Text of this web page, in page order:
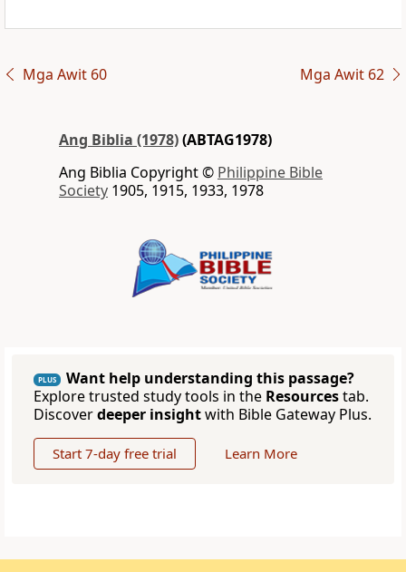
Mga Awit 60 Mga Awit 62
Ang Biblia (1978)(ABTAG1978)
Ang Biblia Copyright © Philippine Bible
Society 1905, 1915, 1933, 1978
PLUS
Want help understanding this passage?
Explore trusted study tools in the Resourcestab.
Discoverdeeper insightwith Bible Gateway Plus.
Start 7-day free trial Learn More